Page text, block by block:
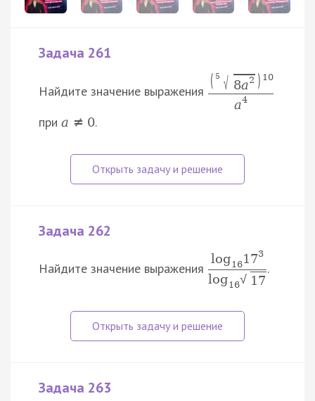
Задача 261
Найдите значение выражения
( 5 √ 8a2 ) 10
a4
при a ≠ 0.
Задача 262
Найдите значение выражения
log16173
log16√ 17
.
Задача 263